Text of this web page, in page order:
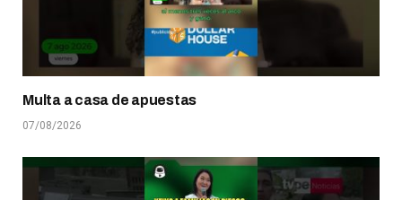
Multa a casa de apuestas
07/08/2026